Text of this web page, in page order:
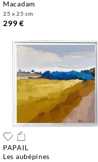
macadam
25 x 25 cm
299 €
PAPAIL
les aubépines